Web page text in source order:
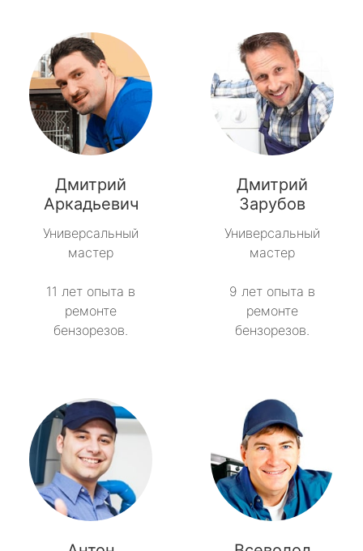
Дмитрий
Аркадьевич
Универсальный
мастер
11 лет опыта в
ремонте
бензорезов.
Дмитрий
Зарубов
Универсальный
мастер
9 лет опыта в
ремонте
бензорезов.